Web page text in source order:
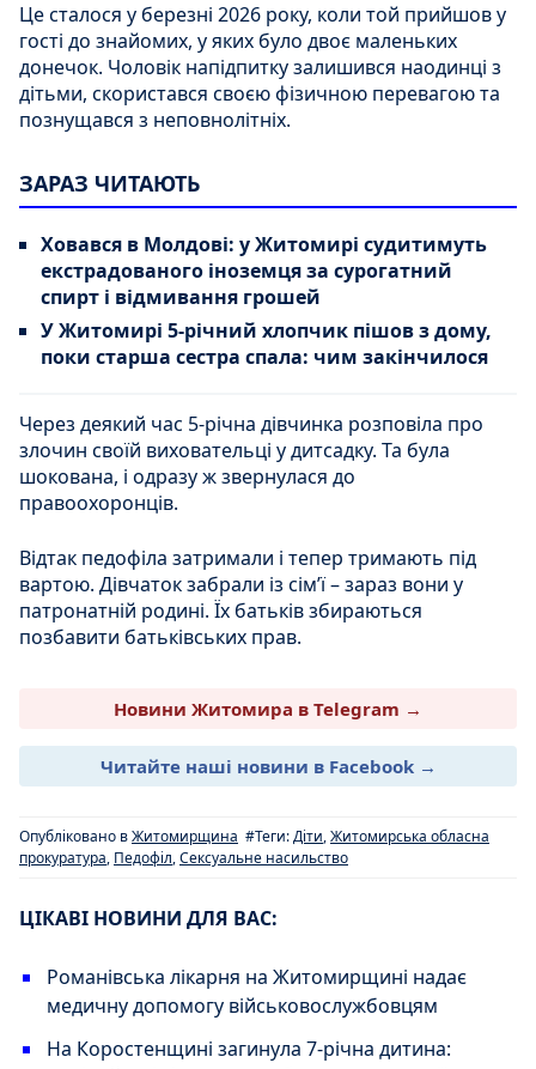
Це сталося у березні 2026 року, коли той прийшов у
гості до знайомих, у яких було двоє маленьких
донечок. Чоловік напідпитку залишився наодинці з
дітьми, скористався своєю фізичною перевагою та
познущався з неповнолітніх.
ЗАРАЗ ЧИТАЮТЬ
Ховався в Молдові: у Житомирі судитимуть
екстрадованого іноземця за сурогатний
спирт і відмивання грошей
У Житомирі 5-річний хлопчик пішов з дому,
поки старша сестра спала: чим закінчилося
Через деякий час 5-річна дівчинка розповіла про
злочин своїй виховательці у дитсадку. Та була
шокована, і одразу ж звернулася до
правоохоронців.
Відтак педофіла затримали і тепер тримають під
вартою. Дівчаток забрали із сім’ї – зараз вони у
патронатній родині. Їх батьків збираються
позбавити батьківських прав.
Новини Житомира в Telegram →
Читайте наші новини в Facebook →
Опубліковано вЖитомирщина #Теги:Діти,Житомирська обласна
прокуратура, Педофіл,Сексуальне насильство
ЦІКАВІ НОВИНИ ДЛЯ ВАС:
Романівська лікарня на Житомирщині надає
медичну допомогу військовослужбовцям
На Коростенщині загинула 7-річна дитина: